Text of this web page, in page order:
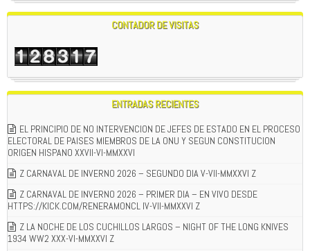
CONTADOR DE VISITAS
ENTRADAS RECIENTES
EL PRINCIPIO DE NO INTERVENCION DE JEFES DE ESTADO EN EL PROCESO
ELECTORAL DE PAISES MIEMBROS DE LA ONU Y SEGUN CONSTITUCION
ORIGEN HISPANO XXVII-VI-MMXXVI
Z CARNAVAL DE INVERNO 2026 – SEGUNDO DIA V-VII-MMXXVI Z
Z CARNAVAL DE INVERNO 2026 – PRIMER DIA – EN VIVO DESDE
HTTPS://KICK.COM/RENERAMONCL IV-VII-MMXXVI Z
Z LA NOCHE DE LOS CUCHILLOS LARGOS – NIGHT OF THE LONG KNIVES
1934 WW2 XXX-VI-MMXXVI Z